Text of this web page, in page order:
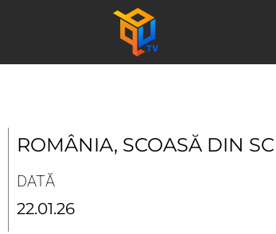
ROMÂNIA, SCOASĂ DIN
DATĂ
22.01.26